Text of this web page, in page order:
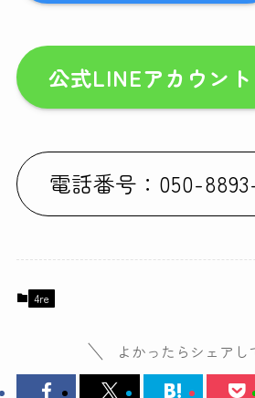
公式LINEアカウント
電話番号：050-
4re
よかったらシェアし